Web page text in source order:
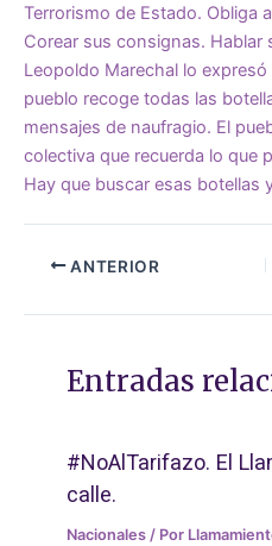
Terrorismo de Estado. Obliga
Corear sus consignas. Hablar
Leopoldo Marechal lo
pueblo recoge todas las
mensajes de naufragio. El
colectiva que recuerda lo que
Hay que buscar esas botellas
ANTERIOR
Entradas
#NoAlTarifazo. El
calle.
Nacionales / Por